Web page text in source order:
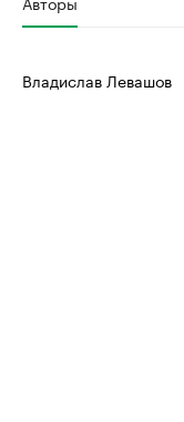
Владислав Левашов